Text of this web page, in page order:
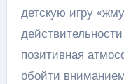
детскую игру
позитивная
обойти